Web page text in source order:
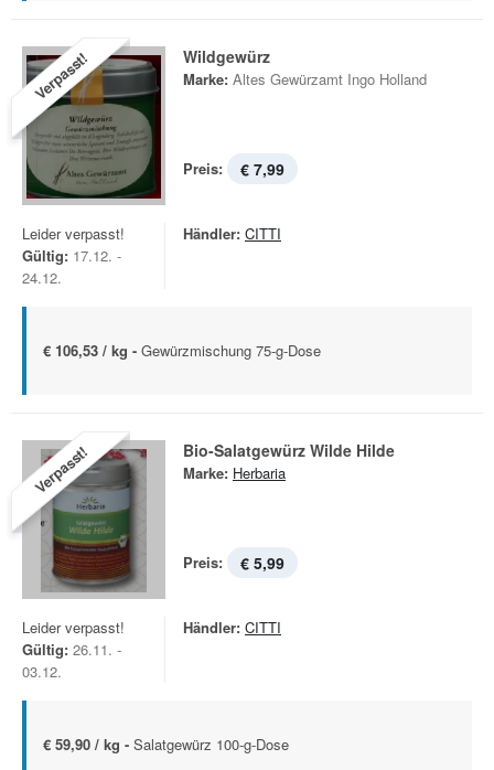
Verpasst! Wildgewürz
Marke: Altes Gewürzamt Ingo Holland
Preis: € 7,99
Leider verpasst!
Gültig: 17.12. -
24.12.
Händler: CITTI
€ 106,53 / kg - Gewürzmischung 75-g-Dose
Verpasst! Bio-Salatgewürz Wilde Hilde
Marke: Herbaria
Preis: € 5,99
Leider verpasst!
Gültig: 26.11. -
03.12.
Händler: CITTI
€ 59,90 / kg - Salatgewürz 100-g-Dose